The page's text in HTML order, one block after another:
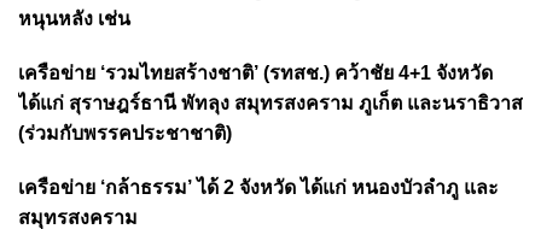
หนุนหลัง เช่น
เครือข่าย ‘รวมไทยสร้างชาติ’ (รทสช.) คว้าชัย 4+1 จังหวัด
ได้แก่ สุราษฎร์ธานี พัทลุง สมุทรสงคราม ภูเก็ต และนราธิวาส
(ร่วมกับพรรคประชาชาติ)
เครือข่าย ‘กล้าธรรม’ ได้ 2 จังหวัด ได้แก่ หนองบัวลำภู และ
สมุทรสงคราม